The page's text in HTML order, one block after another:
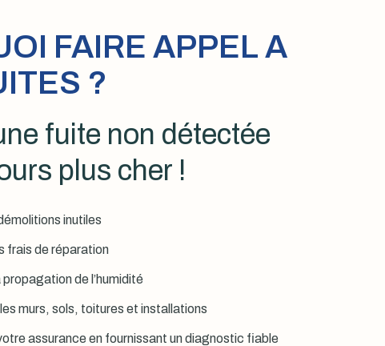
FAIRE APPEL A
?
fuite non détectée
plus cher !
inutiles
frais de réparation
de l’humidité
murs, sols, toitures et installations
assurance en fournissant un diagnostic fiable